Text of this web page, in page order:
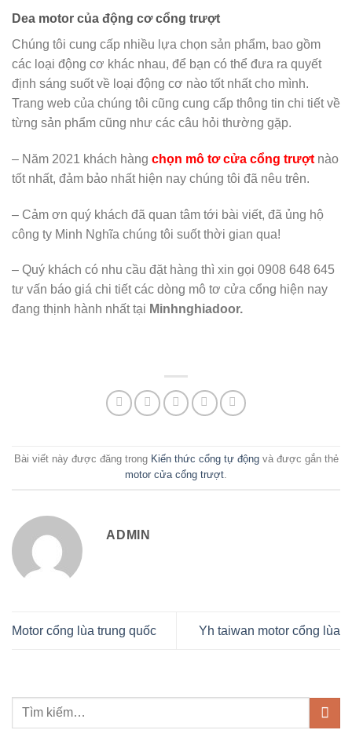
Dea motor của động cơ cổng trượt
Chúng tôi cung cấp nhiều lựa chọn sản phẩm, bao gồm
các loại động cơ khác nhau, để bạn có thể đưa ra quyết
định sáng suốt về loại động cơ nào tốt nhất cho mình.
Trang web của chúng tôi cũng cung cấp thông tin chi tiết về
từng sản phẩm cũng như các câu hỏi thường gặp.
– Năm 2021 khách hàng chọn mô tơ cửa cổng trượt nào
tốt nhất, đảm bảo nhất hiện nay chúng tôi đã nêu trên.
– Cảm ơn quý khách đã quan tâm tới bài viết, đã ủng hộ
công ty Minh Nghĩa chúng tôi suốt thời gian qua!
– Quý khách có nhu cầu đặt hàng thì xin gọi 0908 648 645
tư vấn báo giá chi tiết các dòng mô tơ cửa cổng hiện nay
đang thịnh hành nhất tại Minhnghiadoor.
Bài viết này được đăng trong Kiến thức cổng tự độngvà được gắn thẻ
motor cửa cổng trượt
ADMIN
Motor cổng lùa trung quốc Yh taiwan motor cổng lùa